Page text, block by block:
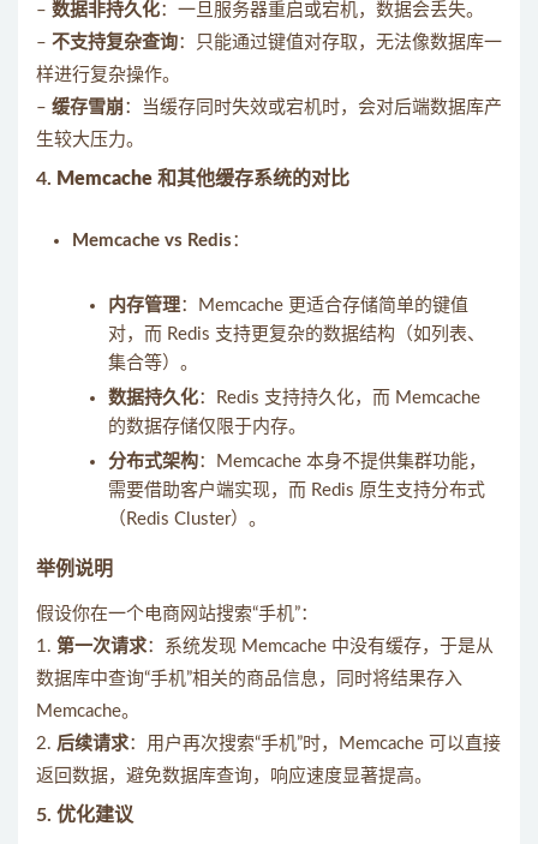
– 数据非持久化：一旦服务器重启或宕机，数据会丢失。
– 不支持复杂查询：只能通过键值对存取，无法像数据库一
样进行复杂操作。
– 缓存雪崩 ：当缓存同时失效或宕机时，会对后端数据库产
生较大压力。
4. Memcache 和其他缓存系统的对比
Memcache vs Redis ：
内存管理：Memcache 更适合存储简单的键值
对，而 Redis 支持更复杂的数据结构（如列表、
集合等）。
数据持久化：Redis 支持持久化，而 Memcache
的数据存储仅限于内存。
分布式架构：Memcache 本身不提供集群功能，
需要借助客户端实现，而 Redis 原生支持分布式
（Redis Cluster）。
举例说明
假设你在一个电商网站搜索“手机”：
1. 第一次请求：系统发现 Memcache 中没有缓存，于是从
数据库中查询“手机”相关的商品信息，同时将结果存入
Memcache。
2. 后续请求：用户再次搜索“手机”时，Memcache 可以直接
返回数据，避免数据库查询，响应速度显著提高。
5. 优化建议